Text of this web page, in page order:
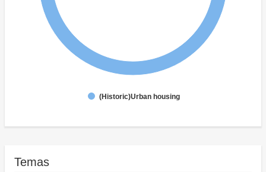
(Historic)Urban housing
Temas